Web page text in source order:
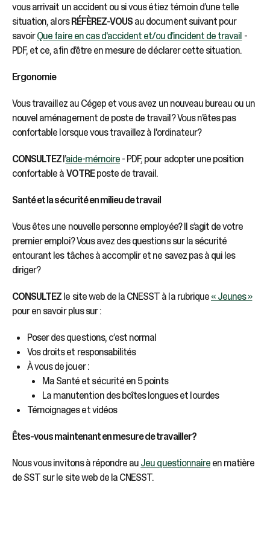
vous arrivait un accident ou si vous étiez témoin d’une telle
situation, alorsRÉFÈREZ-VOUSau document suivant pour
savoirQue faire en cas d'accident et/ou d’incident de travail -
PDF, et ce, afin d’être en mesure de déclarer cette situation.
Ergonomie
Vous travaillez au Cégep et vous avez un nouveau bureau ou un
nouvel aménagement de poste de travail? Vous n’êtes pas
confortable lorsque vous travaillez à l'ordinateur?
CONSULTEZl’aide-mémoire- PDF, pour adopter une position
confortable àVOTREposte de travail.
Santé et la sécurité en milieu de travail
Vous êtes une nouvelle personne employée? Il s’agit de votre
premier emploi? Vous avez des questions sur la sécurité
entourant les tâches à accomplir et ne savez pas à qui les
diriger?
CONSULTEZle site web de la CNESST à la rubrique« Jeunes »
pour en savoir plus sur :
Poser des questions, c’est normal
Vos droits et responsabilités
À vous de jouer :
Ma Santé et sécurité en 5 points
La manutention des boîtes longues et lourdes
Témoignages et vidéos
Êtes-vous maintenant en mesure de travailler?
Nous vous invitons à répondre auJeu questionnaireen matière
de SST sur le site web de la CNESST.